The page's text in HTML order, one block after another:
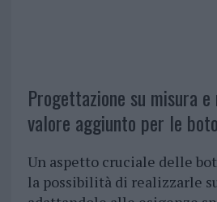
Progettazione su misura
valore aggiunto per le
Un aspetto cruciale delle
la possibilità di realizzarle